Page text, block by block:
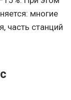
многие
часть станций